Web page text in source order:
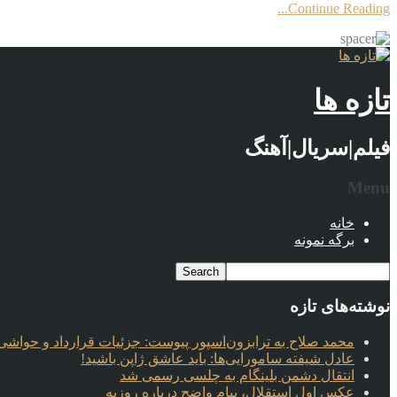
Continue Reading...
تازه ها
فیلم|سریال|آهنگ
Menu
خانه
برگه نمونه
نوشته‌های تازه
محمد صلاح به ترابزون‌اسپور پیوست: جزئیات قرارداد و حواشی
عادل شیفته سامورایی‌ها: باید عاشق ژاپن باشید!
انتقال دشمن بلینگام به چلسی رسمی شد
عکس اول استقلال، پیام واضح درباره روزبه